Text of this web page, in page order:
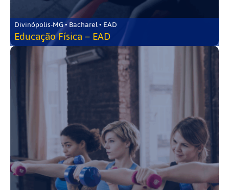
Divinópolis-MG • Bacharel • EAD
Educação Física – EAD